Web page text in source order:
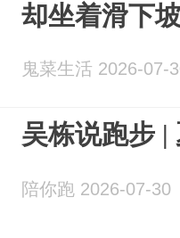
却坐着滑下
鬼菜生活 2026-07-
吴栋说跑步 |
陪你跑 2026-07-30